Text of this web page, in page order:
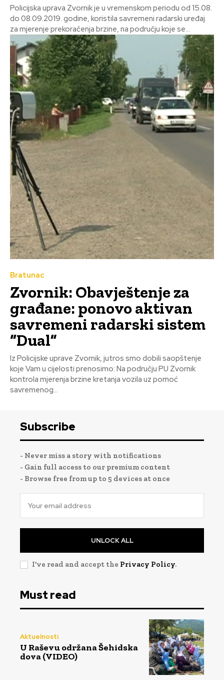
Policijska uprava Zvornik je u vremenskom periodu od 15.08.
do 08.09.2019. godine, koristila savremeni radarski uređaj
za mjerenje prekoračenja brzine, na području koje se...
Bratunac
Zvornik: Obavještenje za
građane: ponovo aktivan
savremeni radarski sistem
“Dual”
Iz Policijske uprave Zvornik, jutros smo dobili saopštenje
koje Vam u cijelosti prenosimo: Na području PU Zvornik
kontrola mjerenja brzine kretanja vozila uz pomoć
savremenog...
Subscribe
- Never miss a story with notifications
- Gain full access to our premium content
- Browse free from up to 5 devices at once
UNLOCK ALL
I've read and accept the Privacy Policy.
Must read
Aktuelnosti
U Raševu održana Šehidska
dova (VIDEO)